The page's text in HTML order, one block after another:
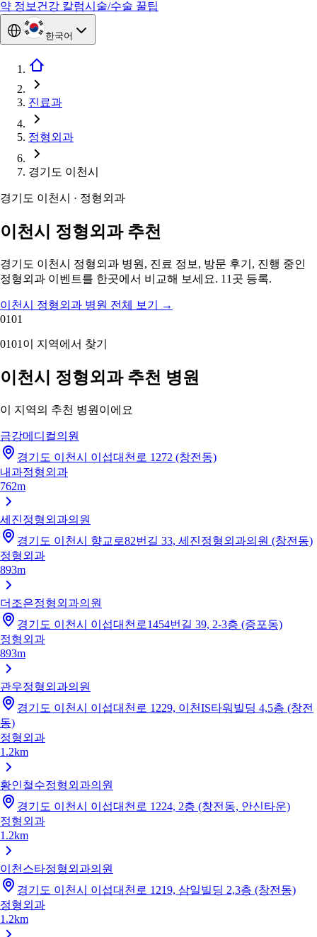
약 정보 건강 칼럼시술/수술 꿀팁
한국어
진료과
정형외과
경기도 이천시
경기도 이천시 · 정형외과
이천시 정형외과 추천
경기도 이천시 정형외과 병원, 진료 정보, 방문 후기, 진행 중인
정형외과 이벤트를 한곳에서 비교해 보세요. 11곳 등록.
이천시 정형외과 병원 전체 보기
→
0101
0101 이 지역에서 찾기
이천시 정형외과 추천 병원
이 지역의 추천 병원이에요
금강메디컬의원
경기도 이천시 이섭대천로 1272 (창전동)
내과정형외과
762m
세진정형외과의원
경기도 이천시 향교로82번길 33, 세진정형외과의원 (창전동)
정형외과
893m
더조은정형외과의원
경기도 이천시 이섭대천로1454번길 39, 2-3층 (증포동)
정형외과
893m
관우정형외과의원
경기도 이천시 이섭대천로 1229, 이천IS타워빌딩 4,5층 (창전
동)
정형외과
1.2km
황인철수정형외과의원
경기도 이천시 이섭대천로 1224, 2층 (창전동, 안신타운)
정형외과
1.2km
이천스타정형외과의원
경기도 이천시 이섭대천로 1219, 삼일빌딩 2,3층 (창전동)
정형외과
1.2km